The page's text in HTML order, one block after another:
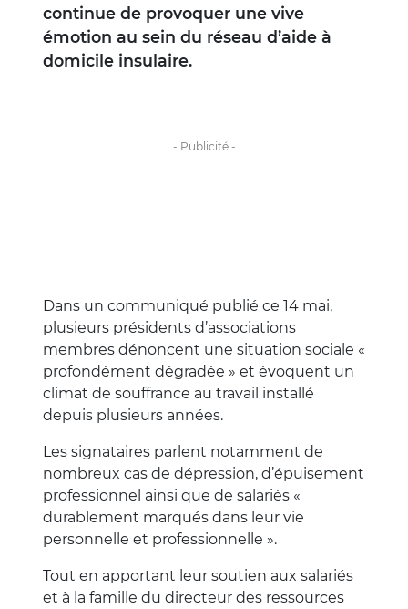
continue de provoquer une vive
émotion au sein du réseau d’aide à
domicile insulaire.
Dans un communiqué publié ce 14 mai,
plusieurs présidents d’associations
membres dénoncent une situation sociale «
profondément dégradée » et évoquent un
climat de souffrance au travail installé
depuis plusieurs années.
Les signataires parlent notamment de
nombreux cas de dépression, d’épuisement
professionnel ainsi que de salariés «
durablement marqués dans leur vie
personnelle et professionnelle ».
Tout en apportant leur soutien aux salariés
et à la famille du directeur des ressources